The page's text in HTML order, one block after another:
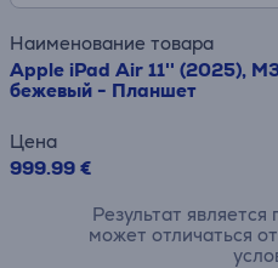
Наименование товара
Apple iPad Air 11'' (2025),
бежевый - Планшет
Цена
999.99 €
Результат
может отличаться